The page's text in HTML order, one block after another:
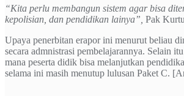
“Kita perlu membangun sistem agar bisa
kepolisian, dan pendidikan lainya”, Pak
Upaya penerbitan erapor ini menurut beliau
secara admnistrasi pembelajarannya. Selain
mana peserta didik bisa melanjutkan
selama ini masih menutup lulusan Paket C.